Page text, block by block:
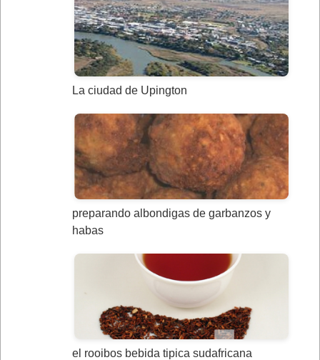
La ciudad de Upington
preparando albondigas de garbanzos y
habas
el rooibos bebida tipica sudafricana